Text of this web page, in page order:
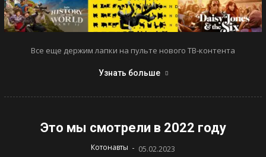
Все еще держим лапки на пульте нового ТВ-контента
Узнать больше
Это мы смотрели в 2022 году
Котонавты - 05.02.2023